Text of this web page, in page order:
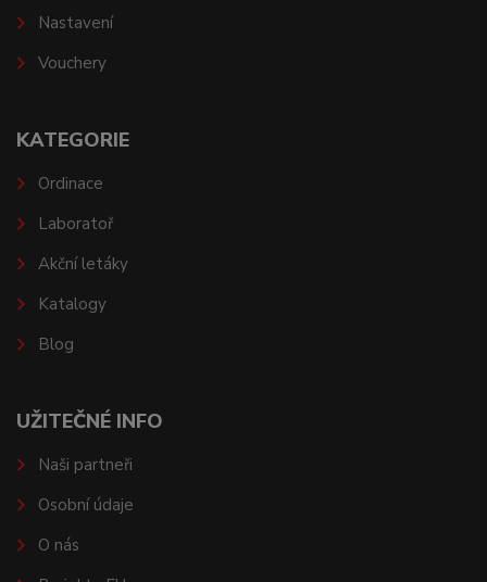
Nastavení
Vouchery
KATEGORIE
Ordinace
Laboratoř
Akční letáky
Katalogy
Blog
UŽITEČNÉ INFO
Naši partneři
Osobní údaje
O nás